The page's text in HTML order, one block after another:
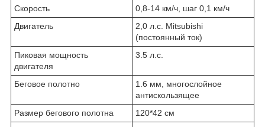
Скорость
0,8-14 км/ч, шаг 0,1 км/ч
Двигатель
2,0 л.с. Mitsubishi
(постоянный ток)
Пиковая мощность
двигателя
3.5 л.с.
Беговое полотно
1.6 мм, многослойное
антискользящее
Размер бегового полотна
120*42 см